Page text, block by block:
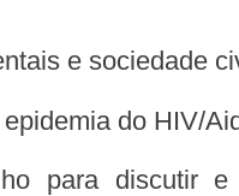
e sociedade
do HIV/